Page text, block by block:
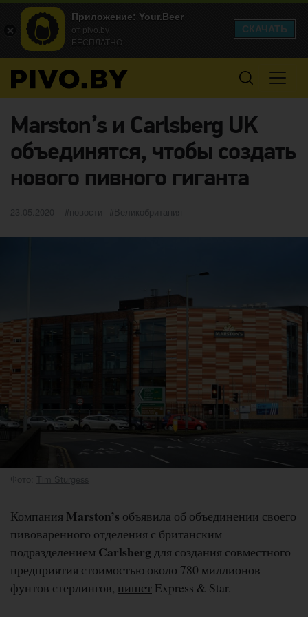
Marston’s и Carlsberg UK
объединятся, чтобы создать
нового пивного гиганта
Опубликовано
23.05.2020 категории
новости Метки
Великобритания
Фото: Tim Sturgess
Компания Marston’s объявила об объединении своего
пивоваренного отделения с британским
подразделением Carlsberg для создания совместного
предприятия стоимостью около 780 миллионов
фунтов стерлингов, пишет Express & Star.
Приложение: Your.Beer
от pivo.by
БЕСПЛАТНО
СКАЧАТЬ